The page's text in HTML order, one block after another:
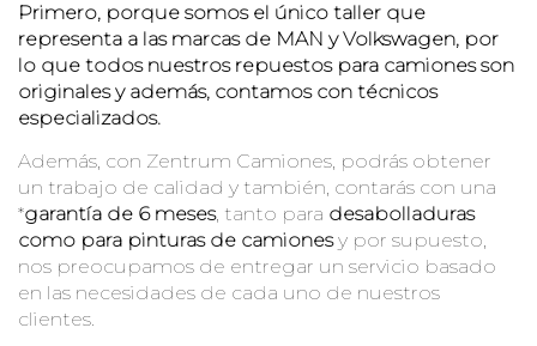
Primero, porque somos el único taller que
representa a las marcas de MAN y Volkswagen, por
lo que todos nuestros repuestos para camiones son
originales y además, contamos con técnicos
especializados.
Además, con Zentrum Camiones, podrás obtener
un trabajo de calidad y también, contarás con una
*garantía de 6 meses, tanto para desabolladuras
como para pinturas de camionesy por supuesto,
nos preocupamos de entregar un servicio basado
en las necesidades de cada uno de nuestros
clientes.